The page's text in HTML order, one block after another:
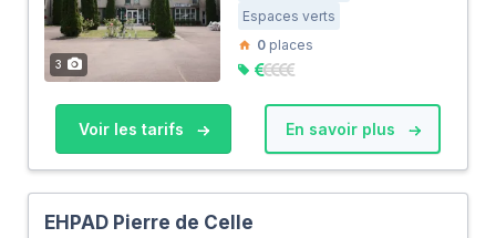
3
Espaces verts
0 places
Voir les tarifs En savoir plus
EHPAD Pierre de Celle